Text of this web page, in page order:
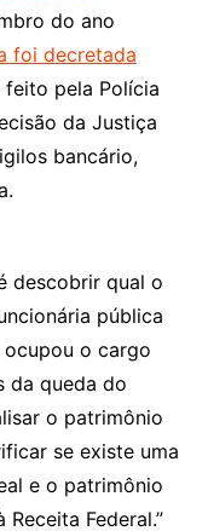
do ano
foi decretada
pela Polícia
da Justiça
bancário,
descobrir qual o
pública
ocupou o cargo
da queda do
o patrimônio
se existe uma
e o patrimônio
Federal.”